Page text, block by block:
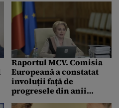
Raportul MCV. Comisia
Europeană a constatat
involuții față de
progresele din anii